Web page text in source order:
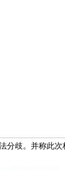
歧。并称此